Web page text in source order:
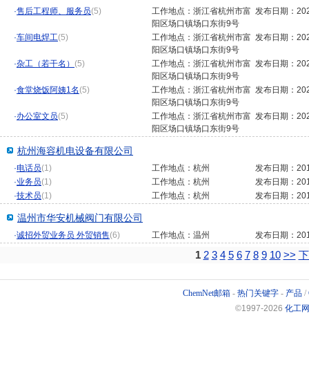
·售后工程师、服务员(5)
工作地点：浙江省杭州市富
阳区场口镇场口东街9号
发布日期：
·车间电焊工(5)
工作地点：浙江省杭州市富
阳区场口镇场口东街9号
发布日期：
·杂工（若干名） (5)
工作地点：浙江省杭州市富
阳区场口镇场口东街9号
发布日期：
·食堂烧饭阿姨1名(5)
工作地点：浙江省杭州市富
阳区场口镇场口东街9号
发布日期：
·办公室文员(5)
工作地点：浙江省杭州市富
阳区场口镇场口东街9号
发布日期：
杭州海容机电设备有限公司
·电话员(1) 工作地点：杭州
发布日期：
·业务员(1) 工作地点：杭州
发布日期：
·技术员(1) 工作地点：杭州 发布日期：
温州市华安机械阀门有限公司
·诚招外贸业务员 外贸销售(6) 工作地点：温州 发布日期：
1 2 3 4 5 6 7 8 9 10 >>
ChemNet邮箱 - 热门关键字 - 产品 /
©1997-2026 化工网